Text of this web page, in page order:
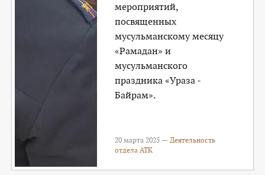
мероприятий,
посвященных
мусульманскому месяцу
«Рамадан» и
мусульманского
праздника «Ураза -
Байрам».
20 марта 2025 —Деятельность
отдела АТК